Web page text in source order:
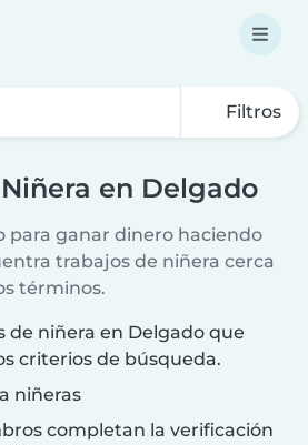
Filtros
en Delgado
para ganar dinero haciendo
trabajos de niñera cerca
términos.
de niñera en Delgado que
criterios de búsqueda.
niñeras
completan la verificación